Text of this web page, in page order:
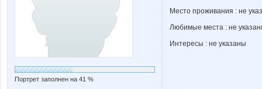
Портрет заполнен на 41 %
Место проживания : не
Любимые места : не
Интересы : не указаны